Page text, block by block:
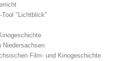
"Lichtblick"
Niedersachsen
Film- und Kinogeschichte